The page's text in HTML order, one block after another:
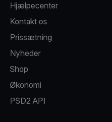
Hjælpecenter
Kontakt os
Prissætning
Nyheder
Shop
Økonomi
PSD2 API